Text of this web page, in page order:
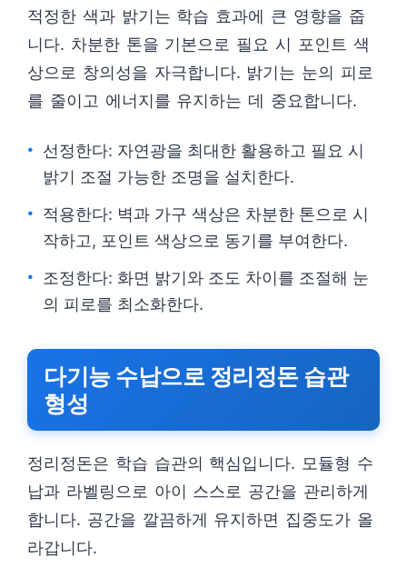
적정한 색과 밝기는 학습 효과에 큰 영향을 줍
니다. 차분한 톤을 기본으로 필요 시 포인트 색
상으로 창의성을 자극합니다. 밝기는 눈의 피로
를 줄이고 에너지를 유지하는 데 중요합니다.
선정한다: 자연광을 최대한 활용하고 필요 시
밝기 조절 가능한 조명을 설치한다.
적용한다: 벽과 가구 색상은 차분한 톤으로 시
작하고, 포인트 색상으로 동기를 부여한다.
조정한다: 화면 밝기와 조도 차이를 조절해 눈
의 피로를 최소화한다.
다기능 수납으로 정리정돈 습관
형성
정리정돈은 학습 습관의 핵심입니다. 모듈형 수
납과 라벨링으로 아이 스스로 공간을 관리하게
합니다. 공간을 깔끔하게 유지하면 집중도가 올
라갑니다.